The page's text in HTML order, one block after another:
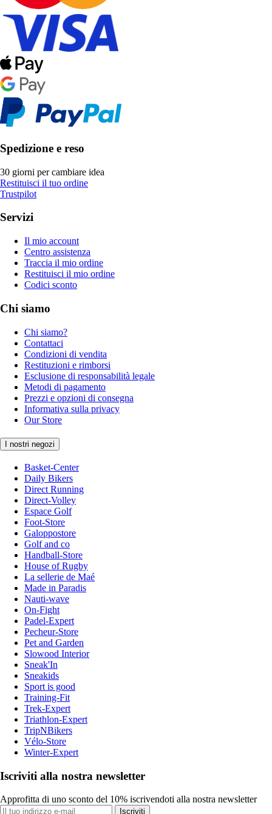
Spedizione e reso
30 giorni per cambiare idea
Restituisci il tuo ordine
Trustpilot
Servizi
Il mio account
Centro assistenza
Traccia il mio ordine
Restituisci il mio ordine
Codici sconto
Chi siamo
Chi siamo?
Contattaci
Condizioni di vendita
Restituzioni e rimborsi
Esclusione di responsabilità legale
Metodi di pagamento
Prezzi e opzioni di consegna
Informativa sulla privacy
Our Store
I nostri negozi
Basket-Center
Daily Bikers
Direct Running
Direct-Volley
Espace Golf
Foot-Store
Galoppostore
Golf and co
Handball-Store
House of Rugby
La sellerie de Maé
Made in Paradis
Nauti-wave
On-Fight
Padel-Expert
Pecheur-Store
Pet and Garden
Slowood Interior
Sneak'In
Sneakids
Sport is good
Training-Fit
Trek-Expert
Triathlon-Expert
TripNBikers
Vélo-Store
Winter-Expert
Iscriviti alla nostra newsletter
Approfitta di uno sconto del 10% iscrivendoti alla nostra newsletter
Iscriviti